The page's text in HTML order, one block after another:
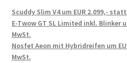
Scuddy Slim V4 um EUR 2.099,-
E-Twow GT SL Limited inkl. Blinker
MwSt.
Nosfet Aeon mit Hybridreifen um
MwSt.